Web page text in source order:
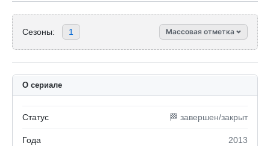
Сезоны: 1 Массовая отметка
О сериале
Статус 🏁 завершен/закрыт
Года 2013